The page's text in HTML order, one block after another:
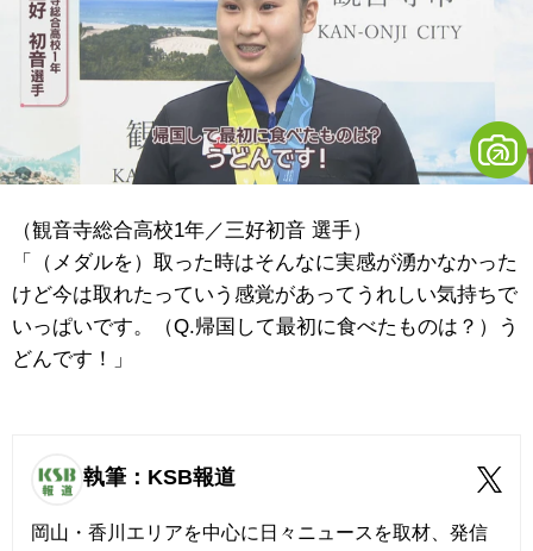
（観音寺総合高校1年／三好初音 選手）
「（メダルを）取った時はそんなに実感が湧かなかった
けど今は取れたっていう感覚があってうれしい気持ちで
いっぱいです。（Q.帰国して最初に食べたものは？）う
どんです！」
執筆：KSB報道
岡山・香川エリアを中心に日々ニュースを取材、発信